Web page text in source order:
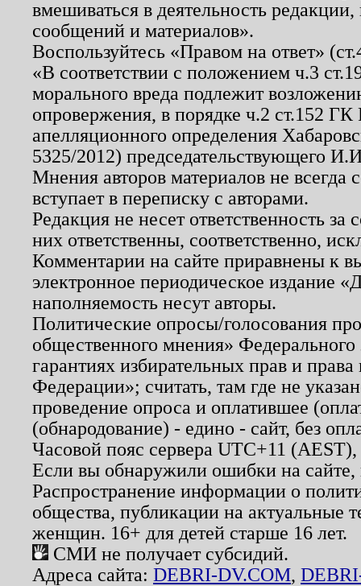
вмешиваться в деятельность
сообщений и материалов».
Воспользуйтесь «Правом на ответ»
«В соответствии с положением ч.3
морального вреда подлежит
опровержения, в порядке ч.2 ст.152
апелляционного определения
5325/2012) председательствующего
Мнения авторов материалов не
вступает в переписку с авторами.
Редакция не несет ответственность
них ответственны, соответственно,
Комментарии на сайте приравнены к
электронное периодическое издание
наполняемость несут авторы.
Политические опросы/голосования
общественного мнения»
гарантиях избирательных прав и
Федерации»; считать, там где не
проведение опроса и оплатившее
(обнародование) - едино - сайт, без
Часовой пояс сервера UTC+11
Если вы обнаружили ошибки на
Распространение информации о
общества, публикации на актуальные
женщин. 16+ для детей старше 16 лет.
СМИ не получает субсидий.
Адреса сайта: DEBRI-DV.COM,